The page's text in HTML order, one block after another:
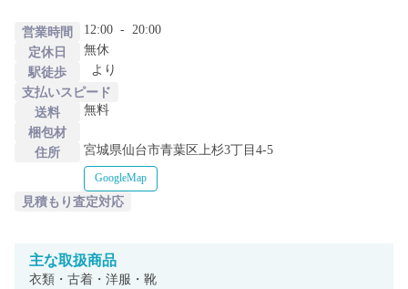
営業時間 12:00 - 20:00
定休日
無休
駅徒歩
より
支払いスピード
送料
無料
梱包材
住所
宮城県仙台市青葉区上杉3丁目4-5
GoogleMap
見積もり査定対応
主な取扱商品
衣類・古着・洋服・靴